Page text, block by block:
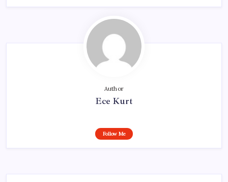
Author
Ece Kurt
Follow Me